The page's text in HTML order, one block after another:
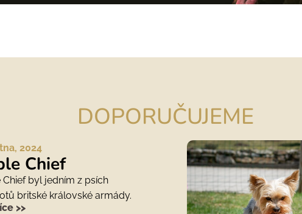
DOPORUČUJEME
2024
Chief
Chief byl jedním z psích
britské královské armády.
>>